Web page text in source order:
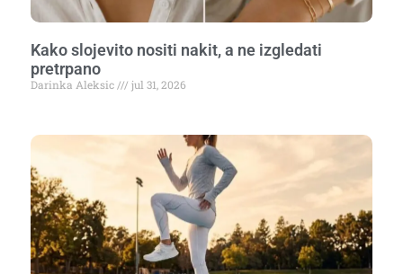
Kako slojevito nositi nakit, a ne izgledati
pretrpano
Darinka Aleksic jul 31, 2026